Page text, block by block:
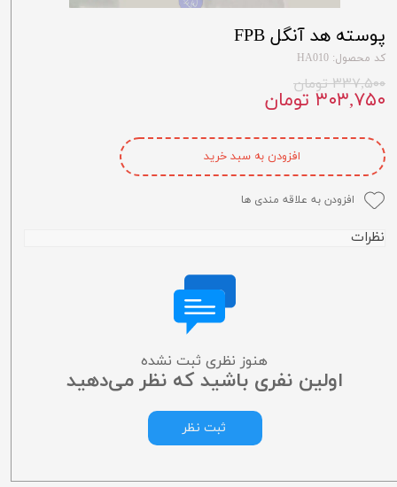
پوسته هد آنگل FPB
کد محصول: HA010
۳۳۷,۵۰۰ تومان
۳۰۳,۷۵۰ تومان
افزودن به سبد خرید
افزودن به علاقه مندی ها
نظرات
هنوز نظری ثبت نشده
اولین نفری باشید که نظر می‌دهید
ثبت نظر